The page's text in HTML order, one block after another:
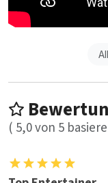
( 5,0von 5